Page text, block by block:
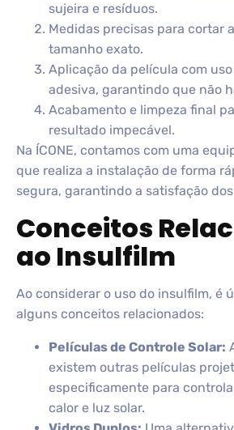
sujeira e resíduos.
Medidas precisas para cortar
tamanho exato.
Aplicação da película com
adesiva, garantindo que não
Acabamento e limpeza final
resultado impecável.
Na ÍCONE, contamos com uma
que realiza a instalação de forma
segura, garantindo a satisfação
Conceitos
ao Insulfilm
Ao considerar o uso do insulfilm, é
alguns conceitos relacionados:
Películas de Controle Solar:
existem outras películas
especificamente para
calor e luz solar.